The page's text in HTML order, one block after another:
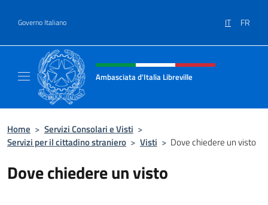
Governo Italiano IT FR
Intestazione sito, social e menù
Ambasciata d'Italia Libreville
Home > Servizi Consolari e Visti >
Servizi per il cittadino straniero > Visti > Dove chiedere un visto
Dove chiedere un visto